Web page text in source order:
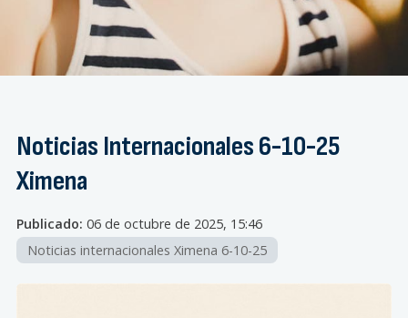
Noticias Internacionales 6-10-25
Ximena
Publicado: 06 de octubre de 2025, 15:46
Noticias internacionales Ximena 6-10-25